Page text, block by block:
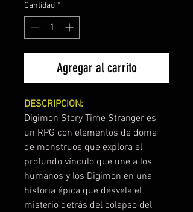
Cantidad *
Agregar al carrito
DESCRIPCION:
Digimon Story Time Stranger es
un RPG con elementos de doma
de monstruos que explora el
profundo vínculo que une a los
humanos y los Digimon en una
historia épica que desvela el
misterio detrás del colapso del